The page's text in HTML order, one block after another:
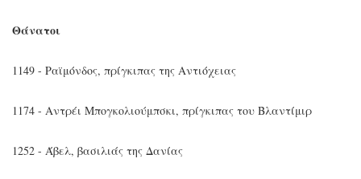
Θάνατοι
1149 - Ραϊμόνδος, πρίγκιπας της Αντιόχειας
1174 - Αντρέι Μπογκολιούμπσκι, πρίγκιπας του Βλαντίμιρ
1252 - Άβελ, βασιλιάς της Δανίας